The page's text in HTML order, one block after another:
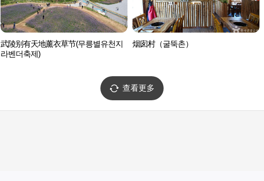
武陵别有天地薰衣草节(무릉별유천지
라벤더축제)
烟囱村（굴뚝촌）
查看更多